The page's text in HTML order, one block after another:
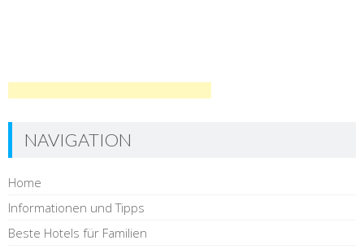
NAVIGATION
Home
Informationen und Tipps
Beste Hotels für Familien